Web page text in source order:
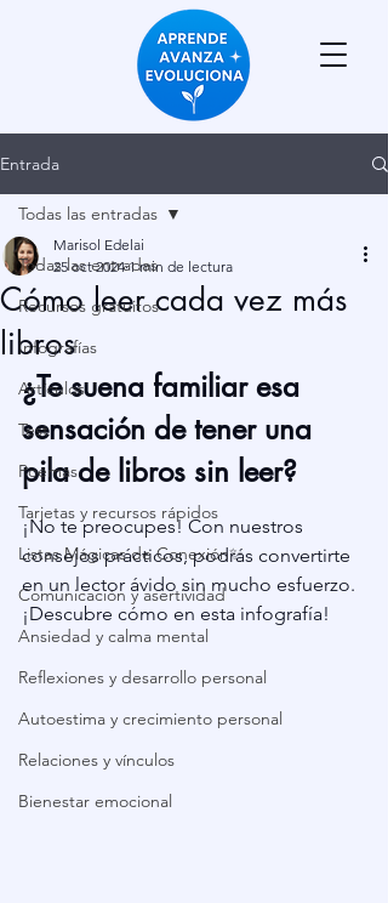
Entrada
Todas las entradas
Recursos gratuitos
Infografías
Artículos
Test
Poemas
Tarjetas y recursos rápidos
Listas Mágicas de Conexión✨
Comunicación y asertividad
Ansiedad y calma mental
Reflexiones y desarrollo personal
Autoestima y crecimiento personal
Relaciones y vínculos
Bienestar emocional
Todas las entradas
Cómo leer cada vez más
libros
Marisol Edelai
25 oct 2024 1 min de lectura
¿Te suena familiar esa
sensación de tener una
pila de libros sin leer?
¡No te preocupes! Con nuestros
consejos prácticos, podrás convertirte
en un lector ávido sin mucho esfuerzo.
¡Descubre cómo en esta infografía!